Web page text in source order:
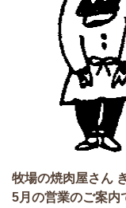
牧場の焼肉屋さん
5月の営業のご案内